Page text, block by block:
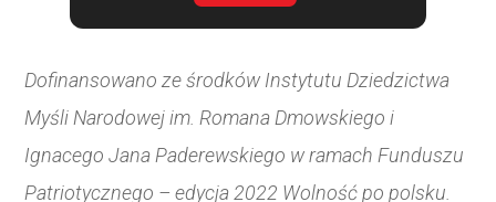
Dofinansowano ze środków Instytutu Dziedzictwa
Myśli Narodowej im. Romana Dmowskiego i
Ignacego Jana Paderewskiego w ramach Funduszu
Patriotycznego – edycja 2022 Wolność po polsku.